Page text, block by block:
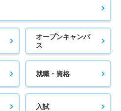
オープンキャンパ
ス
就職・資格
入試